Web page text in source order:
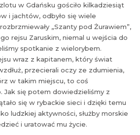
w Gdańsku gościło kilkadziesiąt
i jachtów, odbyło się wiele
„Szanty pod Żurawiem”,
rejsu Zaruskim, niemal u wejścia do
spotkanie z wielorybem.
wraz z kapitanem, który świat
przecierali oczy ze zdumienia,
w takim miejscu, to coś
Jak się potem dowiedzieliśmy z
się w rybackie sieci i dzięki temu
ludzkiej aktywności, służby morskie
i uratować mu życie.